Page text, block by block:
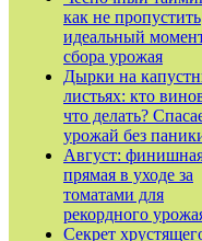
как не пропустить
идеальный
сбора урожая
Дырки на
листьях: кто
что делать?
урожай без
Август:
прямая в уходе за
томатами для
рекордного
Секрет